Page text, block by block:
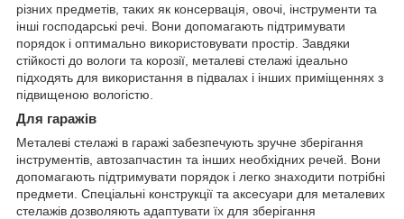
різних предметів, таких як консервація, овочі, інструменти та
інші господарські речі. Вони допомагають підтримувати
порядок і оптимально використовувати простір. Завдяки
стійкості до вологи та корозії, металеві стелажі ідеально
підходять для використання в підвалах і інших приміщеннях з
підвищеною вологістю.
Для гаражів
Металеві стелажі в гаражі забезпечують зручне зберігання
інструментів, автозапчастин та інших необхідних речей. Вони
допомагають підтримувати порядок і легко знаходити потрібні
предмети. Спеціальні конструкції та аксесуари для металевих
стелажів дозволяють адаптувати їх для зберігання